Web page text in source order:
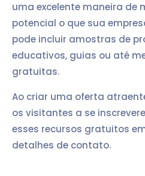
uma excelente maneira de
potencial o que sua
pode incluir amostras de
educativos, guias ou até
gratuitas.
Ao criar uma oferta
os visitantes a se
esses recursos gratuitos
detalhes de contato.